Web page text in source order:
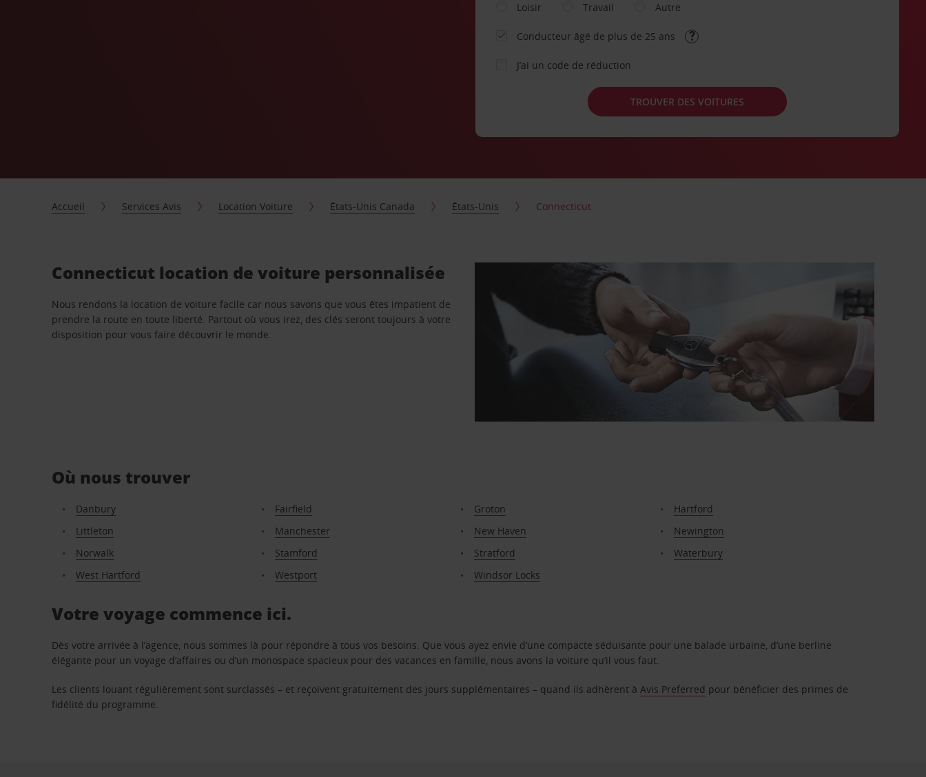
Loisir
Travail Autre
Conducteur âgé de plus de 25 ans
J’ai un code de réduction
TROUVER DES VOITURES
Accueil Services Avis Location Voiture États-Unis Canada États-Unis Connecticut
Connecticut location de voiture personnalisée
Nous rendons la location de voiture facile car nous savons que vous êtes impatient de
prendre la route en toute liberté. Partout où vous irez, des clés seront toujours à votre
disposition pour vous faire découvrir le monde.
Où nous trouver
Danbury Fairfield Groton
Hartford
Littleton
Manchester New Haven
Newington
Norwalk
Stamford Stratford
Waterbury
West Hartford
Westport Windsor Locks
Votre voyage commence ici.
Dès votre arrivée à l’agence, nous sommes là pour répondre à tous vos besoins. Que vous ayez envie d’une compacte séduisante pour une balade urbaine, d’une berline
élégante pour un voyage d’affaires ou d’un monospace spacieux pour des vacances en famille, nous avons la voiture qu’il vous faut.
Les clients louant régulièrement sont surclassés – et reçoivent gratuitement des jours supplémentaires – quand ils adhèrent àAvis Preferred pour bénéficier des primes de
fidélité du programme.